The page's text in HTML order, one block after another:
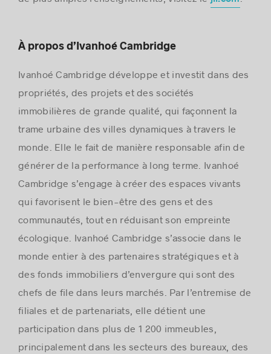
À propos d’Ivanhoé Cambridge
Ivanhoé Cambridge développe et investit dans des
propriétés, des projets et des sociétés
immobilières de grande qualité, qui façonnent la
trame urbaine des villes dynamiques à travers le
monde. Elle le fait de manière responsable afin de
générer de la performance à long terme. Ivanhoé
Cambridge s’engage à créer des espaces vivants
qui favorisent le bien-être des gens et des
communautés, tout en réduisant son empreinte
écologique. Ivanhoé Cambridge s’associe dans le
monde entier à des partenaires stratégiques et à
des fonds immobiliers d’envergure qui sont des
chefs de file dans leurs marchés. Par l’entremise de
filiales et de partenariats, elle détient une
participation dans plus de 1 200 immeubles,
principalement dans les secteurs des bureaux, des